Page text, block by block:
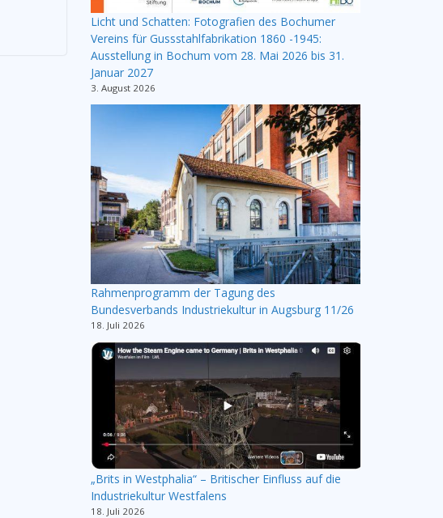
Licht und Schatten: Fotografien des Bochumer
Vereins für Gussstahlfabrikation 1860 -1945:
Ausstellung in Bochum vom 28. Mai 2026 bis 31.
Januar 2027
3. August 2026
Rahmenprogramm der Tagung des
Bundesverbands Industriekultur in Augsburg 11/26
18. Juli 2026
„Brits in Westphalia“ – Britischer Einfluss auf die
Industriekultur Westfalens
18. Juli 2026